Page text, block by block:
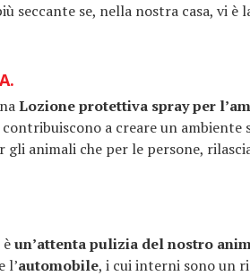
seccante se, nella nostra casa, vi è
Lozione protettiva spray per
a creare un ambiente
animali che per le persone,
èun’attenta pulizia del nostro
l’automobile, i cui interni sono un